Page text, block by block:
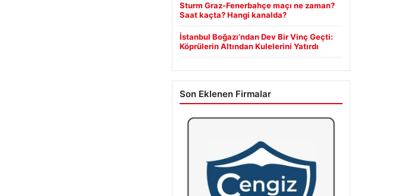
Sturm Graz-Fenerbahçe maçı ne zaman?
Saat kaçta? Hangi kanalda?
İstanbul Boğazı’ndan Dev Bir Vinç Geçti:
Köprülerin Altından Kulelerini Yatırdı
Son Eklenen Firmalar